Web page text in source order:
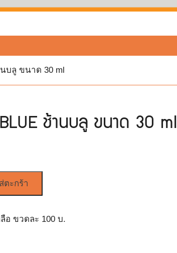
บลู ขนาด 30 ml
ช้านบลู ขนาด 30 ml
ตะกร้า
อ ขวดละ 100 บ.